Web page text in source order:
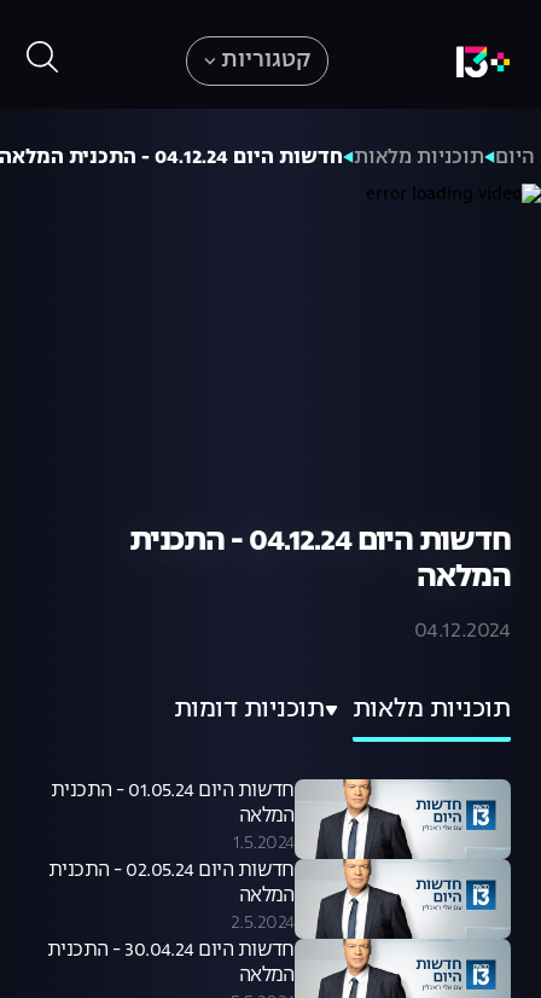
קטגוריות
תוכניות מלאות חדשות היום 04.12.24 - התכנית המלאה
חדשות היום 04.12.24 - התכנית
המלאה
04.12.2024
תוכניות מלאות תוכניות דומות
חדשות היום 01.05.24 - התכנית
המלאה
1.5.2024
חדשות היום 02.05.24 - התכנית
המלאה
2.5.2024
חדשות היום 30.04.24 - התכנית
המלאה